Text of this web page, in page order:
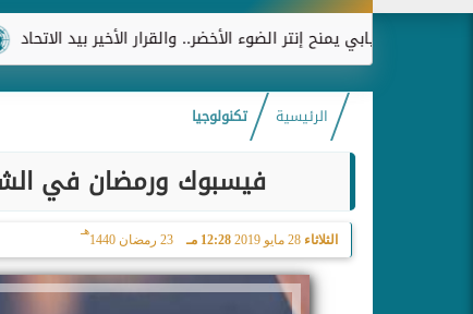
ريال ديابي يمنح إنتر الضوء الأخضر.. والقرار الأخير بيد الاتحاد
الرئيسية تكنولوجيا
فيسبوك ورمضان في
الثلاثاء 28 مايو 2019 12:28 مـ 23 رمضان 1440
هـ